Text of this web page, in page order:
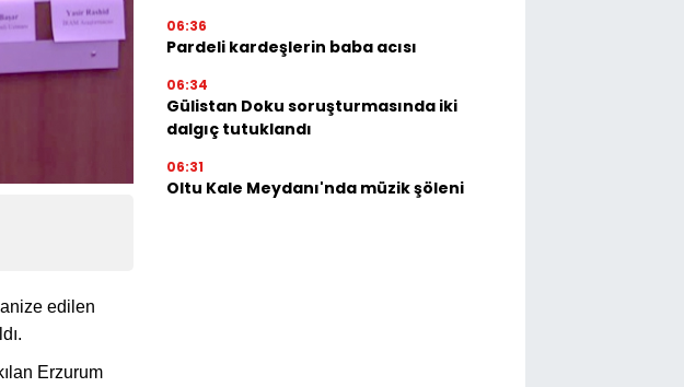
edilen
Erzurum
06:36
Pardeli kardeşlerin baba acısı
06:34
Gülistan Doku soruşturmasında iki
dalgıç tutuklandı
06:31
Oltu Kale Meydanı'nda müzik şöleni